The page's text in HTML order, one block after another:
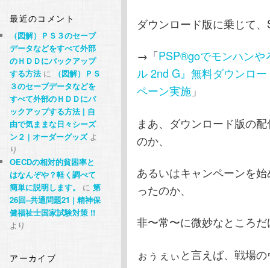
ダウンロード版に乗じて
→「PSP®goでモンハンや
ル 2nd G』無料ダウンロ
ペーン実施」
まあ、ダウンロード版の
のか、
あるいはキャンペーンを
ったのか、
非〜常〜に微妙なところ
ぉぅぇぃと言えば、戦場
最近のコメント
（図解）ＰＳ３のセーブ
データなどをすべて外部
のＨＤＤにバックアップ
する方法に
（図解）ＰＳ
３のセーブデータなどを
すべて外部のＨＤＤにバ
ックアップする方法 | 自
由で気ままな日々シーズ
ン２ | オーダーグッズよ
り
OECDの相対的貧困率と
はなんぞや？軽く調べて
簡単に説明します。
に第
26回–共通問題21 | 精神保
健福祉士国家試験対策 !!
より
アーカイブ